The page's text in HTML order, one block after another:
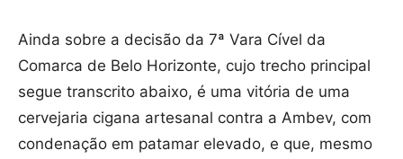
Ainda sobre a decisão da 7ª Vara Cível da
Comarca de Belo Horizonte, cujo trecho principal
segue transcrito abaixo, é uma vitória de uma
cervejaria cigana artesanal contra a Ambev, com
condenação em patamar elevado, e que, mesmo